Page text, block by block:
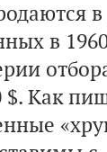
в
$. Как